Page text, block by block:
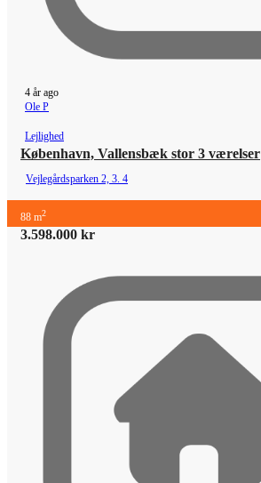
4 år ago
Ole P
Lejlighed
København, Vallensbæk stor 3 værelser
Vejlegårdsparken 2, 3. 4
88 m2
3.598.000 kr